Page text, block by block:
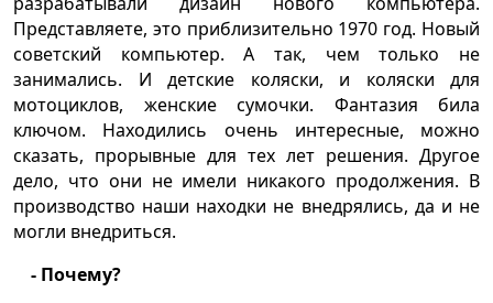
Представляете, это приблизительно 1970 год. Новый
советский компьютер. А так, чем только не
занимались. И детские коляски, и коляски для
мотоциклов, женские сумочки. Фантазия била
ключом. Находились очень интересные, можно
сказать, прорывные для тех лет решения. Другое
дело, что они не имели никакого продолжения. В
производство наши находки не внедрялись, да и не
могли внедриться.
- Почему?